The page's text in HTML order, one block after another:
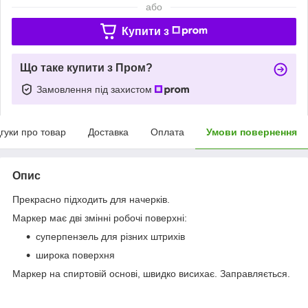
або
Купити з
Що таке купити з Пром?
Замовлення під захистом
про товар Доставка Оплата Умови повернення
Опис
Прекрасно підходить для начерків.
Маркер має дві змінні робочі поверхні:
суперпензель для різних штрихів
широка поверхня
Маркер на спиртовій основі, швидко висихає. Заправляється.